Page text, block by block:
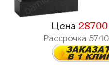
Цена 28700
Рассрочка 5740